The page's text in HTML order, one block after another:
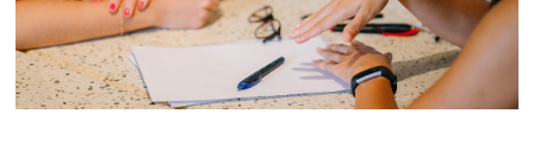
開口溜英文
旅遊英文
基礎字彙
英語俱樂部
ECAM
Let's Talk
日語
韓語
一對一家教
活動花絮
Recruiting